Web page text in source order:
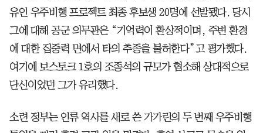
유인 우주비행 프로젝트 최종 후보생 20명에 선발됐다. 당시
그에 대해 공군 의무관은 “기억력이 환상적이며, 주변 환경
에 대한 집중력 면에서 타의 추종을 불허한다”고 평가했다.
여기에 보스토크 1호의 조종석의 규모가 협소해 상대적으로
단신이었던 그가 유리했다.
소련 정부는 인류 역사를 새로 쓴 가가린의 두 번째 우주비행